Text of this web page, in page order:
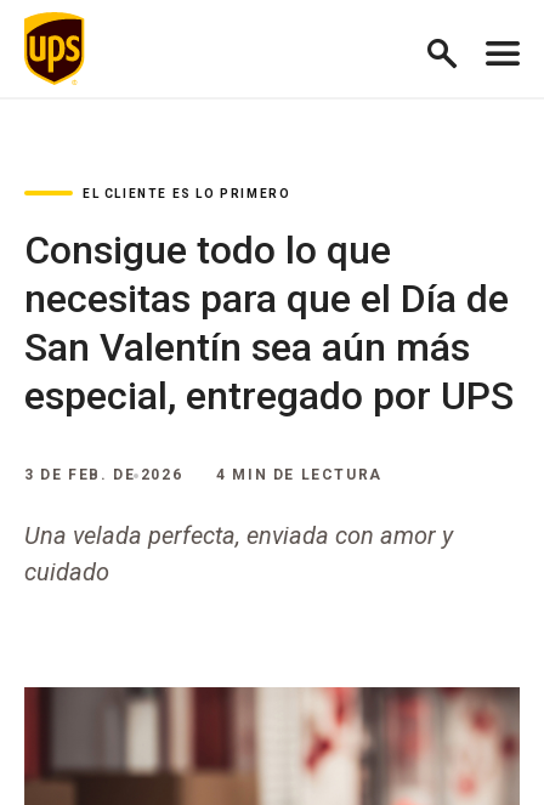
EL CLIENTE ES LO PRIMERO
Consigue todo lo que
necesitas para que el Día de
San Valentín sea aún más
especial, entregado por UPS
3 DE FEB. DE 2026 4 MIN DE LECTURA
Una velada perfecta, enviada con amor y
cuidado